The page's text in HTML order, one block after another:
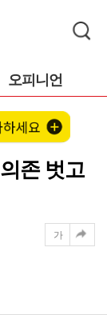
오피니언
존 벗고
가